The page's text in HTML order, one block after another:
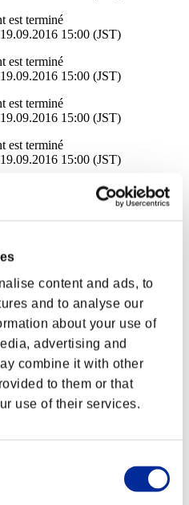
content and ads, to
and to analyse our
about your use of
advertising and
combine it with other
to them or that
use of their services.
est terminé
15:00 (JST)
est terminé
15:00 (JST)
est terminé
15:00 (JST)
est terminé
15:00 (JST)